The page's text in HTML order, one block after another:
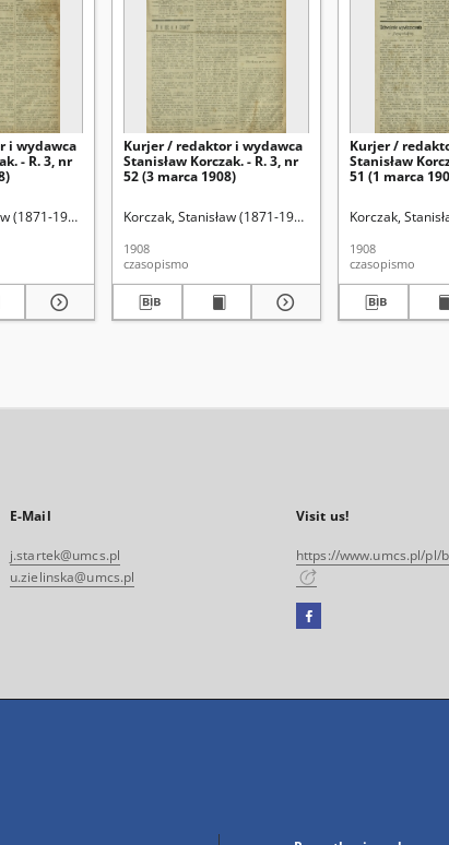
i wydawca
- R. 3, nr
(1871-1945). Red.
Kurjer / redaktor i wydawca
Stanisław Korczak. - R. 3, nr
52 (3 marca 1908)
Korczak, Stanisław (1871-1945). Red.
1908
czasopismo
Kurjer /
Stanisław
51 (1 marca
Korczak,
1908
czasopismo
E-Mail
j.startek@umcs.pl
u.zielinska@umcs.pl
Visit us!
https://www.umcs.pl/pl/
Facebook
open